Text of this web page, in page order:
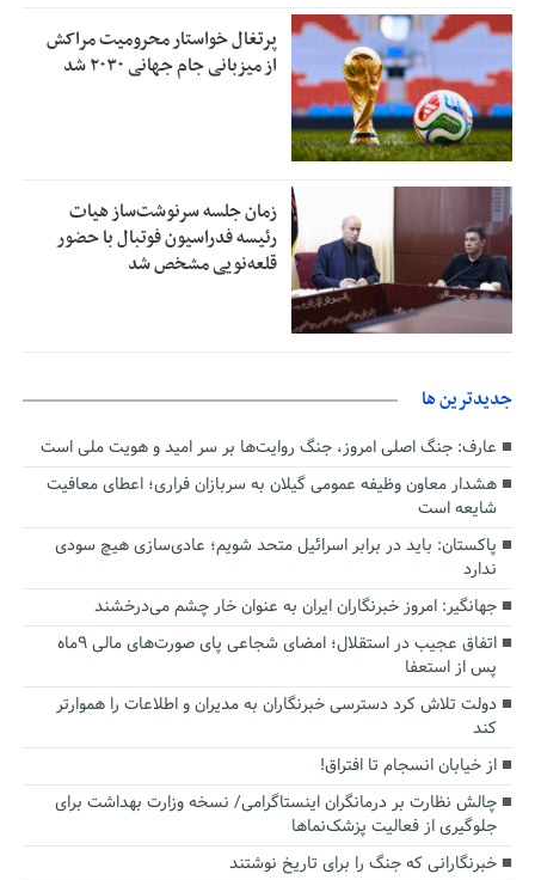
پرتغال خواستار محرومیت مراکش
از میزبانی جام جهانی ۲۰۳۰ شد
زمان جلسه سرنوشت‌ساز هیات
رئیسه فدراسیون فوتبال با حضور
قلعه‌نویی مشخص شد
جديدترين ها
عارف: جنگ اصلی امروز، جنگ روایت‌ها بر سر امید و هویت ملی است
هشدار معاون وظیفه عمومی گیلان به سربازان فراری؛ اعطای معافیت
شایعه است
پاکستان: باید در برابر اسرائیل متحد شویم؛ عادی‌سازی هیچ سودی
ندارد
جهانگیر: امروز خبرنگاران ایران به عنوان خار چشم می‌درخشند
اتفاق عجیب در استقلال؛ امضای شجاعی پای صورت‌های مالی ٩ماه
پس از استعفا
دولت تلاش کرد دسترسی خبرنگاران به مدیران و اطلاعات را هموارتر
کند
از خیابان انسجام تا افتراق!
چالش نظارت بر درمانگران اینستاگرامی/ نسخه وزارت بهداشت برای
جلوگیری از فعالیت پزشک‌نماها
خبرنگارانی که جنگ را برای تاریخ نوشتند